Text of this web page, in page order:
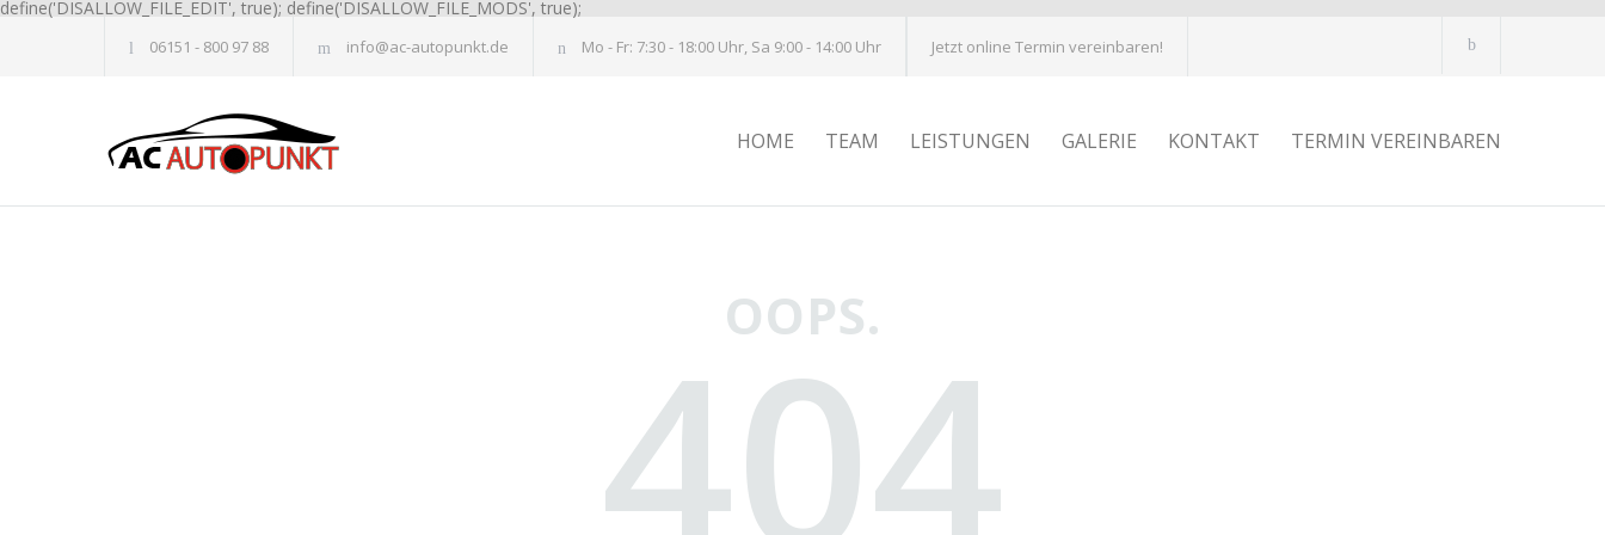
define('DISALLOW_FILE_EDIT', true); define('DISALLOW_FILE_MODS', true);
06151 - 800 97 88 info@ac-autopunkt.de Mo - Fr: 7:30 - 18:00 Uhr, Sa 9:00 - 14:00 Uhr Jetzt online Termin vereinbaren!
HOME TEAM LEISTUNGEN GALERIE KONTAKT TERMIN VEREINBAREN
OOPS.
404